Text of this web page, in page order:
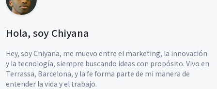
Hola, soy Chiyana
Hey, soy Chiyana, me muevo entre el marketing, la innovación
y la tecnología, siempre buscando ideas con propósito. Vivo en
Terrassa, Barcelona, y la fe forma parte de mi manera de
entender la vida y el trabajo.